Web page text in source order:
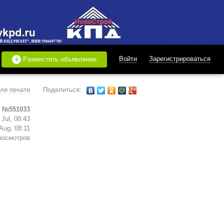
+ Разместить объявление Войти Зарегистрироваться
печати Поделиться:
№551033
08:43
08:11